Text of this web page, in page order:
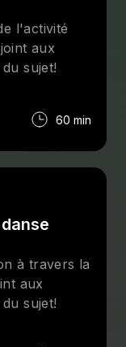
l'activité
aux
sujet!
60 min
à travers la
aux
sujet!